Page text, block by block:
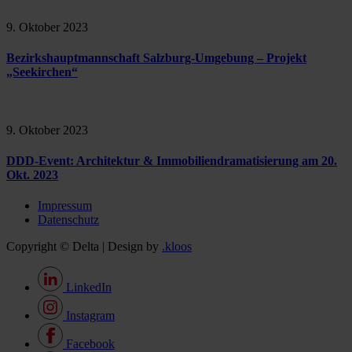
9. Oktober 2023
Bezirkshauptmannschaft Salzburg-Umgebung – Projekt
„Seekirchen“
9. Oktober 2023
DDD-Event: Architektur & Immobiliendramatisierung am 20.
Okt. 2023
Impressum
Datenschutz
Copyright © Delta | Design by .kloos
LinkedIn
Instagram
Facebook